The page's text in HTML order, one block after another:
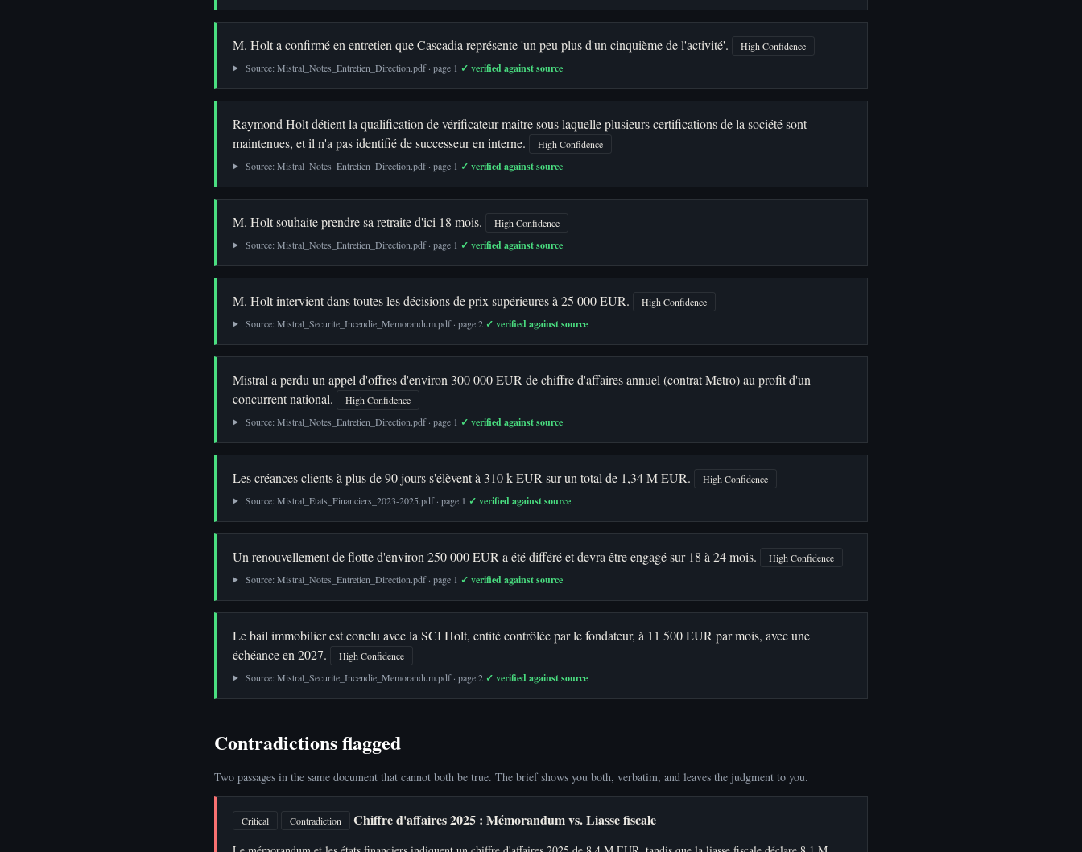
M. Holt a confirmé en entretien que Cascadia représente 'un peu plus d'un cinquième de l'activité'.
High Confidence
Source: Mistral_Notes_Entretien_Direction.pdf · page 1 ✓ verified against source
Raymond Holt détient la qualification de vérificateur maître sous laquelle plusieurs certifications de la société sont
maintenues, et il n'a pas identifié de successeur en interne.
High Confidence
Source: Mistral_Notes_Entretien_Direction.pdf · page 1 ✓ verified against source
M. Holt souhaite prendre sa retraite d'ici 18 mois.
High Confidence
Source: Mistral_Notes_Entretien_Direction.pdf · page 1 ✓ verified against source
M. Holt intervient dans toutes les décisions de prix supérieures à 25 000 EUR.
High Confidence
Source: Mistral_Securite_Incendie_Memorandum.pdf · page 2 ✓ verified against source
Mistral a perdu un appel d'offres d'environ 300 000 EUR de chiffre d'affaires annuel (contrat Metro) au profit d'un
concurrent national.
High Confidence
Source: Mistral_Notes_Entretien_Direction.pdf · page 1 ✓ verified against source
Les créances clients à plus de 90 jours s'élèvent à 310 k EUR sur un total de 1,34 M EUR.
High Confidence
Source: Mistral_Etats_Financiers_2023-2025.pdf · page 1 ✓ verified against source
Un renouvellement de flotte d'environ 250 000 EUR a été différé et devra être engagé sur 18 à 24 mois.
High Confidence
Source: Mistral_Notes_Entretien_Direction.pdf · page 1 ✓ verified against source
Le bail immobilier est conclu avec la SCI Holt, entité contrôlée par le fondateur, à 11 500 EUR par mois, avec une
échéance en 2027.
High Confidence
Source: Mistral_Securite_Incendie_Memorandum.pdf · page 2 ✓ verified against source
Contradictions flagged
Two passages in the same document that cannot both be true. The brief shows you both, verbatim, and leaves the judgment to you.
Critical Contradiction Chiffre d'affaires 2025 : Mémorandum vs. Liasse fiscale